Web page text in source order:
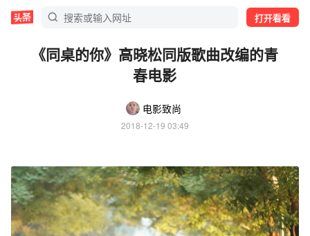
打开看看
《同桌的你》高晓松同版歌曲改编的青
春电影
电影致尚
2018-12-19 03:49